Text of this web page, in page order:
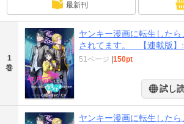
最新刊
1
巻
ヤンキー漫画に転生した
されてます。 【連載版】:
51ページ 150pt
試し
ヤンキー漫画に転生した